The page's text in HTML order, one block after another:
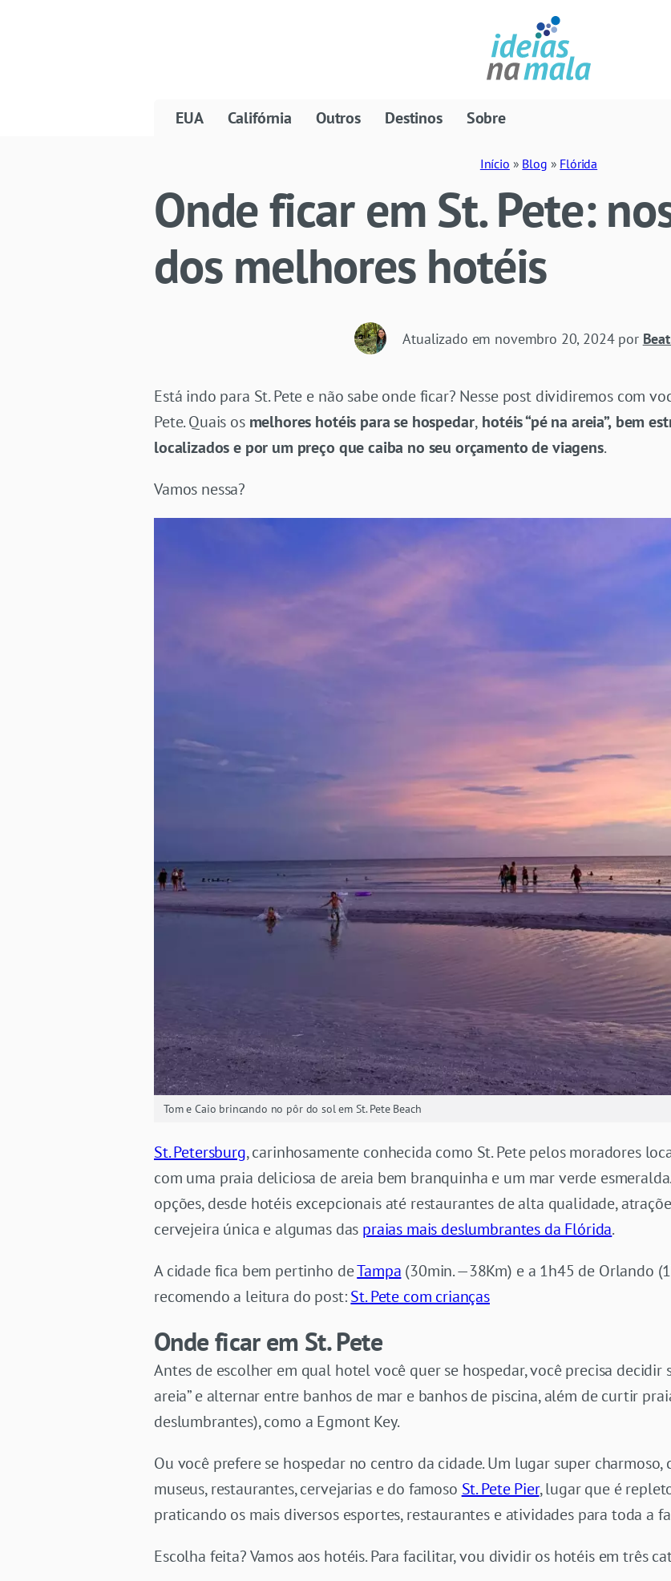
EUA Califórnia Outros Destinos Sobre
Início » Blog » Flórida
Onde ficar em St. Pete:
dos melhores hotéis
Atualizado em novembro 20, 2024por
Está indo para St. Pete e não sabe onde ficar? Nesse post dividiremos com
Pete. Quais os melhores hotéis para se hospedar, hotéis “pé na areia”, bem
localizados e por um preço que caiba no seu orçamento de viagens.
Vamos nessa?
Tom e Caio brincando no pôr do sol em St. Pete Beach
St. Petersburg, carinhosamente conhecida como St. Pete pelos moradores
com uma praia deliciosa de areia bem branquinha e um mar verde
opções, desde hotéis excepcionais até restaurantes de alta qualidade,
cervejeira única e algumas das praias mais deslumbrantes da Flórida.
A cidade fica bem pertinho deTampa (30min. —38Km) e a 1h45 de Orlando
recomendo a leitura do post:St. Pete com crianças
Onde ficar em St. Pete
Antes de escolher em qual hotel você quer se hospedar, você precisa decidir
areia” e alternar entre banhos de mar e banhos de piscina, além de curtir
deslumbrantes), como a Egmont Key.
Ou você prefere se hospedar no centro da cidade. Um lugar super
museus, restaurantes, cervejarias e do famoso St. Pete Pier, lugar que é
praticando os mais diversos esportes, restaurantes e atividades para toda a
Escolha feita? Vamos aos hotéis. Para facilitar, vou dividir os hotéis em três